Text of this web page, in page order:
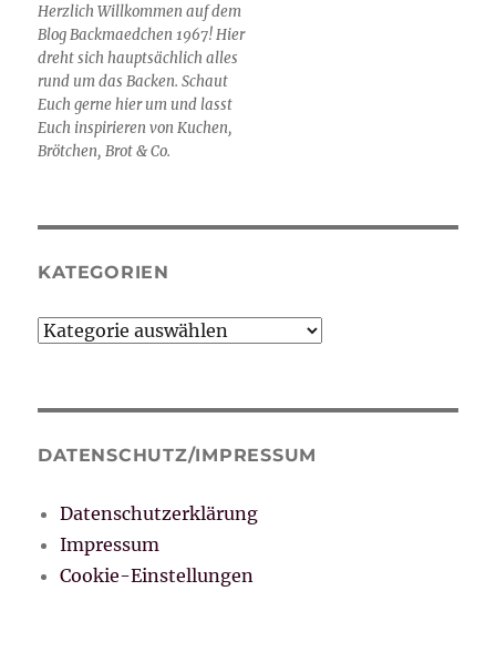
Herzlich Willkommen auf dem
Blog Backmaedchen 1967! Hier
dreht sich hauptsächlich alles
rund um das Backen. Schaut
Euch gerne hier um und lasst
Euch inspirieren von Kuchen,
Brötchen, Brot & Co.
KATEGORIEN
Kategorien
DATENSCHUTZ/IMPRESSUM
Datenschutzerklärung
Impressum
Cookie-Einstellungen